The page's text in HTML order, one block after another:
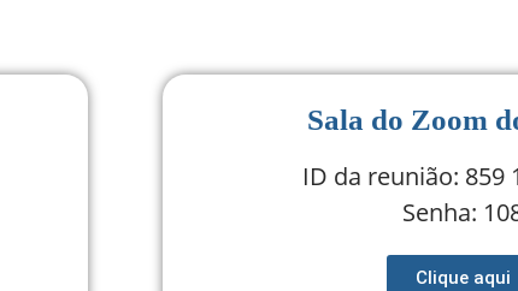
Sala do Zoom
ID da reunião: 859
Senha:
Clique aqui